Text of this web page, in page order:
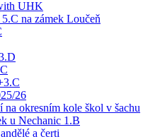
UHK
na zámek Loučeň
26
na okresním kole škol v šachu
u Nechanic 1.B
a čerti